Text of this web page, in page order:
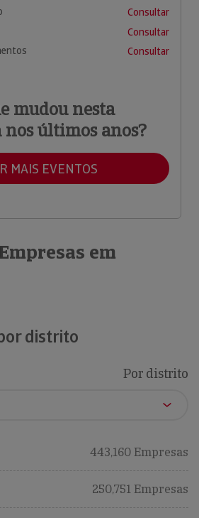
Consultar
Consultar
Consultar
mudou nesta
nos últimos anos?
MAIS EVENTOS
em
distrito
Por distrito
443,160 Empresas
250,751 Empresas